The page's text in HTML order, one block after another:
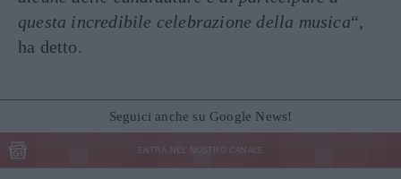
questa incredibile celebrazione della musica“,
ha detto.
Seguici anche su Google News!
ENTRA NEL NOSTRO CANALE